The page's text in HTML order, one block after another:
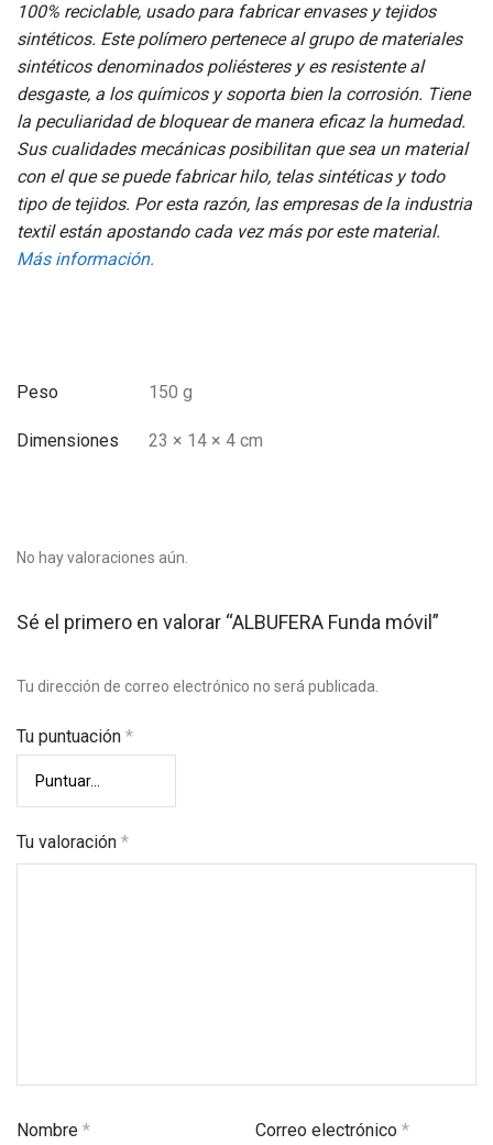
100% reciclable, usado para fabricar envases y tejidos
sintéticos. Este polímero pertenece al grupo de materiales
sintéticos denominados poliésteres y es resistente al
desgaste, a los químicos y soporta bien la corrosión. Tiene
la peculiaridad de bloquear de manera eficaz la humedad.
Sus cualidades mecánicas posibilitan que sea un material
con el que se puede fabricar hilo, telas sintéticas y todo
tipo de tejidos. Por esta razón, las empresas de la industria
textil están apostando cada vez más por este material.
Más información.
Peso 150 g
Dimensiones 23 × 14 × 4 cm
No hay valoraciones aún.
Sé el primero en valorar “ALBUFERA Funda móvil”
Tu dirección de correo electrónico no será publicada.
Tu puntuación *
Tu valoración *
Nombre * Correo electrónico*